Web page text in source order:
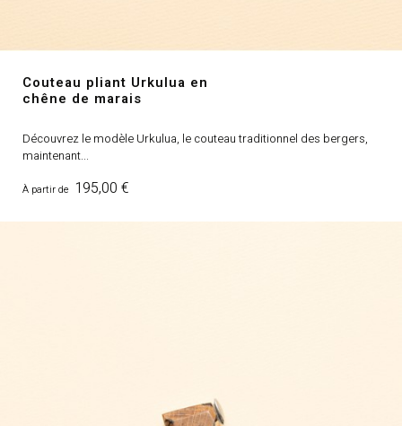
Couteau pliant Urkulua en
chêne de marais
Découvrez le modèle Urkulua, le couteau traditionnel des bergers,
maintenant...
À partir de Prix
195,00 €